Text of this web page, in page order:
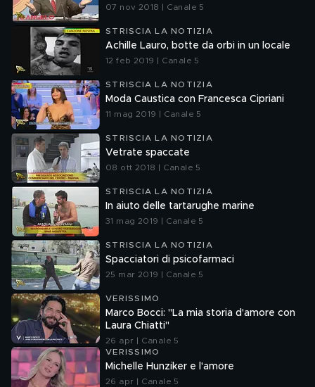
07 nov 2018 | Canale 5
STRISCIA LA NOTIZIA
Achille Lauro, botte da orbi in un locale
12 feb 2019 | Canale 5
STRISCIA LA NOTIZIA
Moda Caustica con Francesca Cipriani
11 mag 2019 | Canale 5
STRISCIA LA NOTIZIA
Vetrate spaccate
08 ott 2018 | Canale 5
STRISCIA LA NOTIZIA
In aiuto delle tartarughe marine
31 mag 2019 | Canale 5
STRISCIA LA NOTIZIA
Spacciatori di psicofarmaci
25 mar 2019 | Canale 5
VERISSIMO
Marco Bocci: "La mia storia d'amore con
Laura Chiatti"
26 apr | Canale 5
VERISSIMO
Michelle Hunziker e l'amore
26 apr | Canale 5